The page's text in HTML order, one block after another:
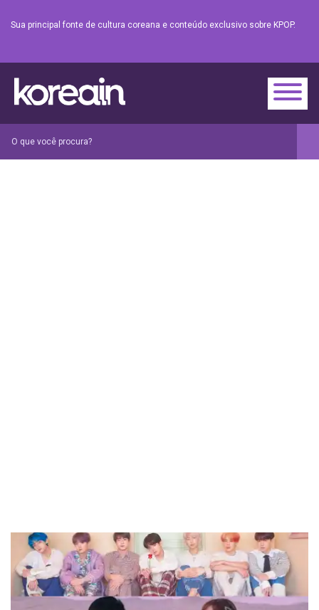
Sua principal fonte de cultura coreana e conteúdo exclusivo sobre KPOP.